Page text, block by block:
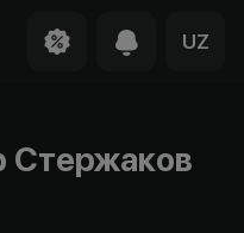
UZ
Стержаков